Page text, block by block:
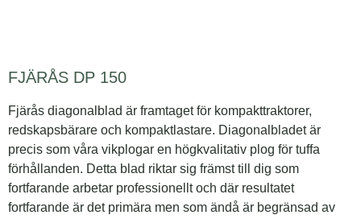
FJÄRÅS DP 150
Fjärås diagonalblad är framtaget för kompakttraktorer,
redskapsbärare och kompaktlastare. Diagonalbladet är
precis som våra vikplogar en högkvalitativ plog för tuffa
förhållanden. Detta blad riktar sig främst till dig som
fortfarande arbetar professionellt och där resultatet
fortfarande är det primära men som ändå är begränsad av